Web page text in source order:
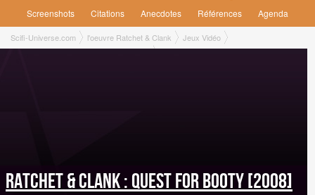
Screenshots
Citations Anecdotes Références Agenda
Scifi-Universe.com l'oeuvre Ratchet & Clank
Jeux Vidéo
Ratchet & Clank : Quest for Booty [2008]
Ratchet & Clank : Quest for Booty [2008]